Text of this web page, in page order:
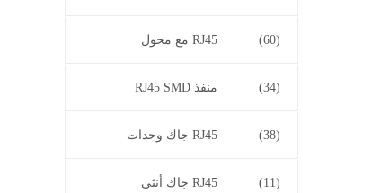
RJ45 مع محول (60)
منفذ RJ45 SMD (34)
RJ45 جاك وحدات (38)
RJ45 جاك أنثى (11)